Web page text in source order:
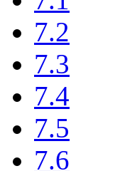
7.2
7.3
7.4
7.5
7.6